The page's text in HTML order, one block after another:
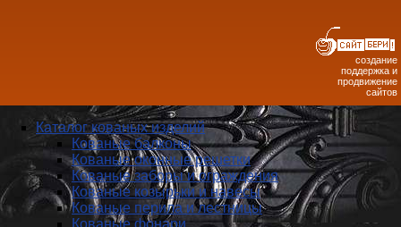
создание
поддержка и
продвижение
сайтов
Каталог кованых изделий
Кованые балконы
Кованые оконные решетки
Кованые заборы и ог­ражде­ния
Кованые козырьки и навесы
Кованые перила и лестницы